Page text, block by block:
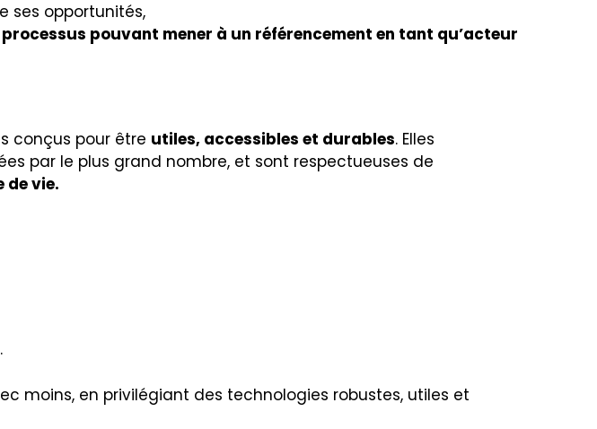
ses opportunités,
pouvant mener à un référencement en tant qu’acteur
conçus pour être utiles, accessibles et durables. Elles
par le plus grand nombre, et sont respectueuses de
de vie.
moins, en privilégiant des technologies robustes, utiles et